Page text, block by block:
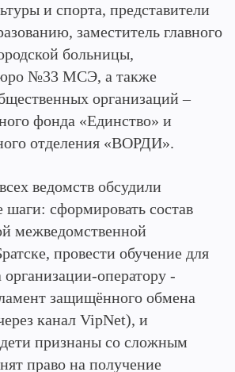
и спорта, представители
заместитель главного
больницы,
№33 МСЭ, а также
организаций –
фонда «Единство» и
отделения «ВОРДИ».
ведомств обсудили
шаги: сформировать состав
межведомственной
провести обучение для
организации-оператору -
защищённого обмена
канал VipNet), и
признаны со сложным
право на получение